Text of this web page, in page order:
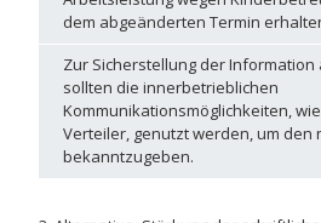
dem abgeänderten Termin
Zur Sicherstellung der
sollten die innerbetrieblichen
Kommunikationsmöglichkeiten,
Verteiler, genutzt werden, um den
bekanntzugeben.